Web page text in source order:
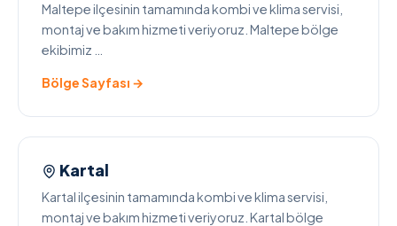
Maltepe ilçesinin tamamında kombi ve klima servisi,
montaj ve bakım hizmeti veriyoruz. Maltepe bölge
ekibimiz …
Bölge Sayfası →
Kartal
Kartal ilçesinin tamamında kombi ve klima servisi,
montaj ve bakım hizmeti veriyoruz. Kartal bölge